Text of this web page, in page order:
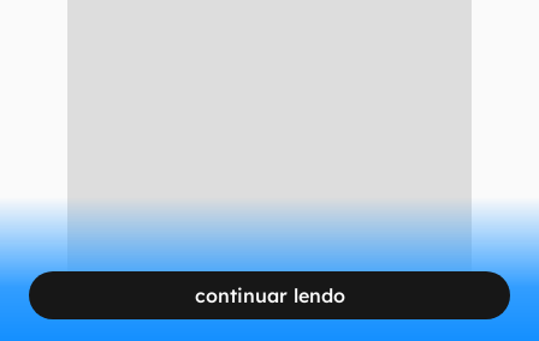
continuar lendo